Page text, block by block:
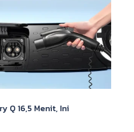
Q 16,5 Menit, Ini